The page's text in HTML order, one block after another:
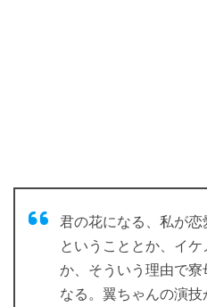
君の花になる、私が
ということとか、イ
か、そういう理由で
なる。翼ちゃんの演